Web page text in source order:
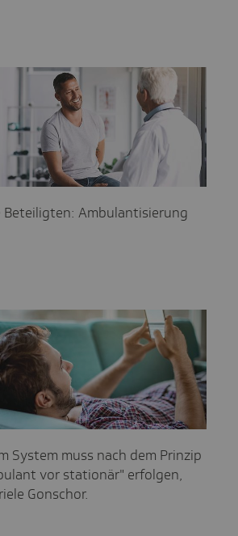
Beteiligten: Ambulantisierung
System muss nach dem Prinzip
vor stationär" erfolgen,
Gonschor.